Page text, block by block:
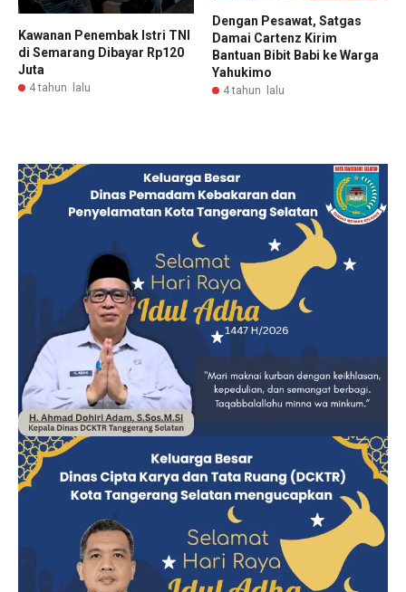
Kawanan Penembak Istri TNI
di Semarang Dibayar Rp120
Juta
4 tahun lalu
Dengan Pesawat, Satgas
Damai Cartenz Kirim
Bantuan Bibit Babi ke Warga
Yahukimo
4 tahun lalu